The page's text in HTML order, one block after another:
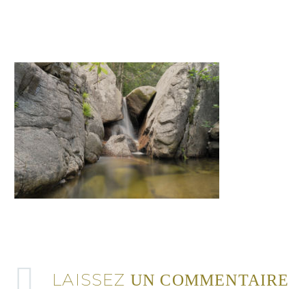
LAISSEZ UN COMMENTAIRE